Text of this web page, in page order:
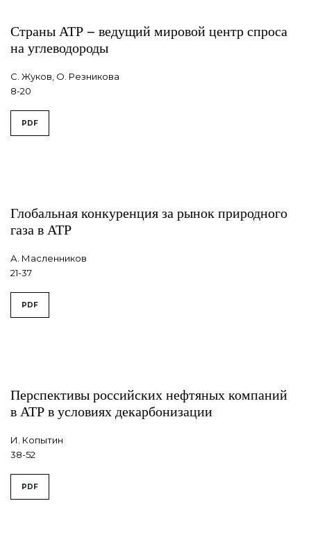
Страны АТР – ведущий мировой центр спроса
на углеводороды
С. Жуков, О. Резникова
8-20
PDF
Глобальная конкуренция за рынок природного
газа в АТР
А. Масленников
21-37
PDF
Перспективы российских нефтяных компаний
в АТР в условиях декарбонизации
И. Копытин
38-52
PDF